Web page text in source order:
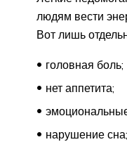
людям вести
Вот лишь
головная боль;
нет аппетита;
нарушение сна;